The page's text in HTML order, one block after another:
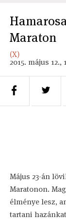
Maraton
(X)
2015. május 12.,
Május 23-án
Maratonon.
élménye lesz,
tartani